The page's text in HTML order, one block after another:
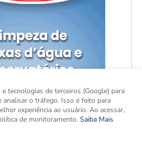
tecnologias de terceiros (Google) para
analisar o tráfego. Isso é feito para
experiência ao usuário. Ao acessar,
de monitoramento. Saiba Mais